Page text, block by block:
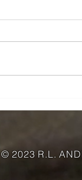
© 2023 R.L.